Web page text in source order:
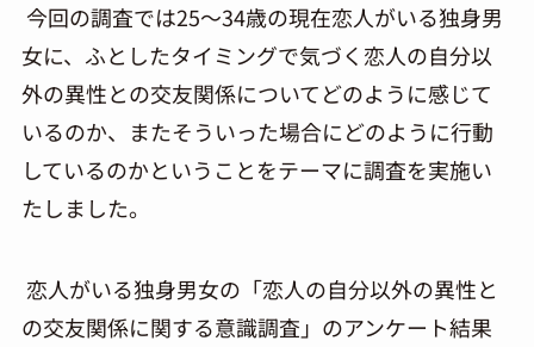
今回の調査では25～34歳の現在恋人がいる独身男
女に、ふとしたタイミングで気づく恋人の自分以
外の異性との交友関係についてどのように感じて
いるのか、またそういった場合にどのように行動
しているのかということをテーマに調査を実施い
たしました。
恋人がいる独身男女の「恋人の自分以外の異性と
の交友関係に関する意識調査」のアンケート結果